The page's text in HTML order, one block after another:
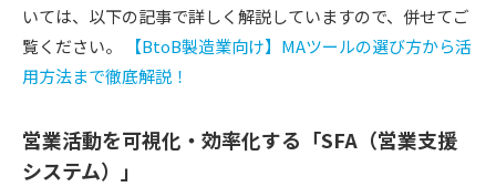
いては、以下の記事で詳しく解説していますので、併せてご
覧ください。
【BtoB製造業向け】MAツールの選び方から活
用方法まで徹底解説！
営業活動を可視化・効率化する「SFA（営業支援
システム）」